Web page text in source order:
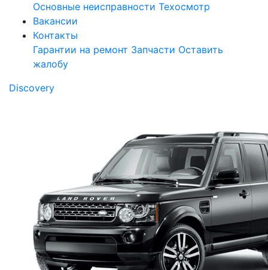
Основные неисправности Техосмотр
Вакансии
Контакты
Гарантии на ремонт Запчасти Оставить
жалобу
Discovery